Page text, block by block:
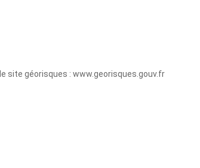
site géorisques : www.georisques.gouv.fr